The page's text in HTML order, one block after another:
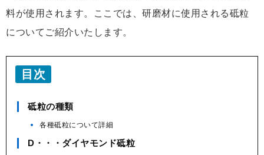
料が使用されます。ここでは、研磨材に使用される砥粒
についてご紹介いたします。
目次
砥粒の種類
各種砥粒について詳細
D・・・ダイヤモンド砥粒